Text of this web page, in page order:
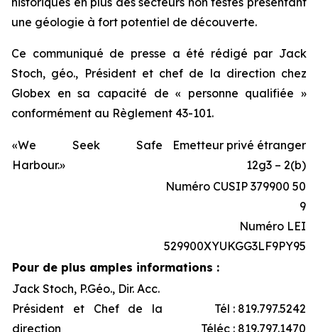
une géologie à fort potentiel de découverte.
Ce communiqué de presse a été rédigé par Jack
Stoch, géo., Président et chef de la direction chez
Globex en sa capacité de « personne qualifiée »
conformément au Règlement 43-101.
«We Seek Safe
Harbour.»
Emetteur privé étranger
12g3 – 2(b)
Numéro CUSIP 379900 50
9
Numéro LEI
529900XYUKGG3LF9PY95
Pour de plus amples informations :
Jack Stoch, P.Géo., Dir. Acc.
Président et Chef de la
direction
Tél : 819.797.5242
Téléc : 819.797.1470